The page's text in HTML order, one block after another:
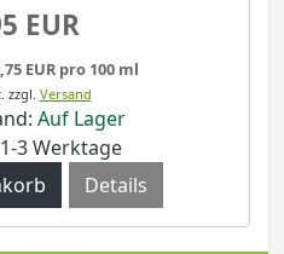
EUR
EUR pro 100 ml
zzgl. Versand
Auf Lager
3 Werktage
Details